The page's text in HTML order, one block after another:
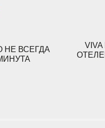
НЕ ВСЕГДА
VIVA